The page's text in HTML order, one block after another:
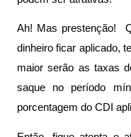
Ah! Mas prestenção!
dinheiro ficar aplicado,
maior serão as taxas
saque no período
porcentagem do CDI